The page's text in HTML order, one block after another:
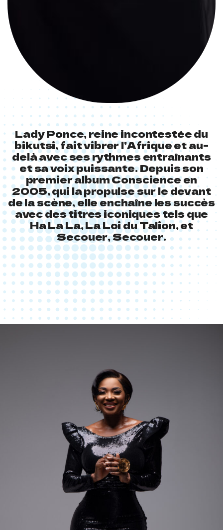
Lady Ponce, reine incontestée du
bikutsi, fait vibrer l’Afrique et au-
delà avec ses rythmes entraînants
et sa voix puissante. Depuis son
premier album Conscience en
2005, qui la propulse sur le devant
de la scène, elle enchaîne les succès
avec des titres iconiques tels que
Ha La La, La Loi du Talion, et
Secouer, Secouer.